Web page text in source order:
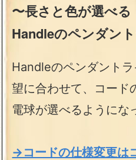
〜長さと色が選べる
Handleのペンダン
Handleのペンダント
望に合わせて、コード
電球が選べるようにな
→コードの仕様変更は